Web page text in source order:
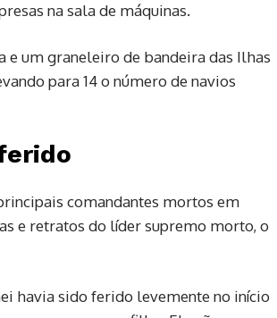
na sala de máquinas.
e um graneleiro ⁠de bandeira das Ilhas
para 14 o número de navios
comandantes mortos em
e retratos do líder supremo morto, o
havia sido ferido levemente no início